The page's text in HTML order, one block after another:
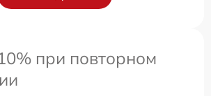
при повторном